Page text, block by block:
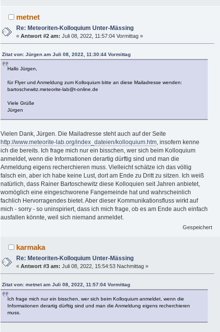
metnet
Re: Meteoriten-Kolloquium Unter-Mässing
«Antwort #2 am: Juli 08, 2022, 11:57:04 Vormittag »
Zitat von: Jürgen am Juli 08, 2022, 11:30:44 Vormittag
Hallo Jürgen,
für Flyer und Anmeldung zum Kolloquium bitte an diese Mailadresse wenden:
bartoschewitz.meteorite-lab@t-online.de
Viele Grüße
Jürgen
Vielen Dank, Jürgen. Die Mailadresse steht auch auf der Seite
http://www.meteorite-lab.org/index_dateien/kolloquium.htm , insofern kenne
ich die bereits. Ich frage mich nur ein bisschen, wer sich beim Kolloquium
anmeldet, wenn die Informationen derartig dürftig sind und man die
Anmeldung eigens recherchieren muss. Vielleicht schätze ich das völlig
falsch ein, aber ich habe keine Lust, dort am Ende zu Dritt zu sitzen. Ich weiß
natürlich, dass Rainer Bartoschewitz diese Kolloquien seit Jahren anbietet,
womöglich eine eingeschworene Fangemeinde hat und wahrscheinlich
fachlich Hervorragendes bietet. Aber dieser Kommunikationsfluss wirkt auf
mich - sorry - so uninspiriert, dass ich mich frage, ob es am Ende auch einfach
ausfallen könnte, weil sich niemand anmeldet.
Gespeichert
karmaka
Re: Meteoriten-Kolloquium Unter-Mässing
«Antwort #3 am: Juli 08, 2022, 15:54:53 Nachmittag »
Zitat von: metnet am Juli 08, 2022, 11:57:04 Vormittag
Ich frage mich nur ein bisschen, wer sich beim Kolloquium anmeldet, wenn die
Informationen derartig dürftig sind und man die Anmeldung eigens recherchieren
muss.